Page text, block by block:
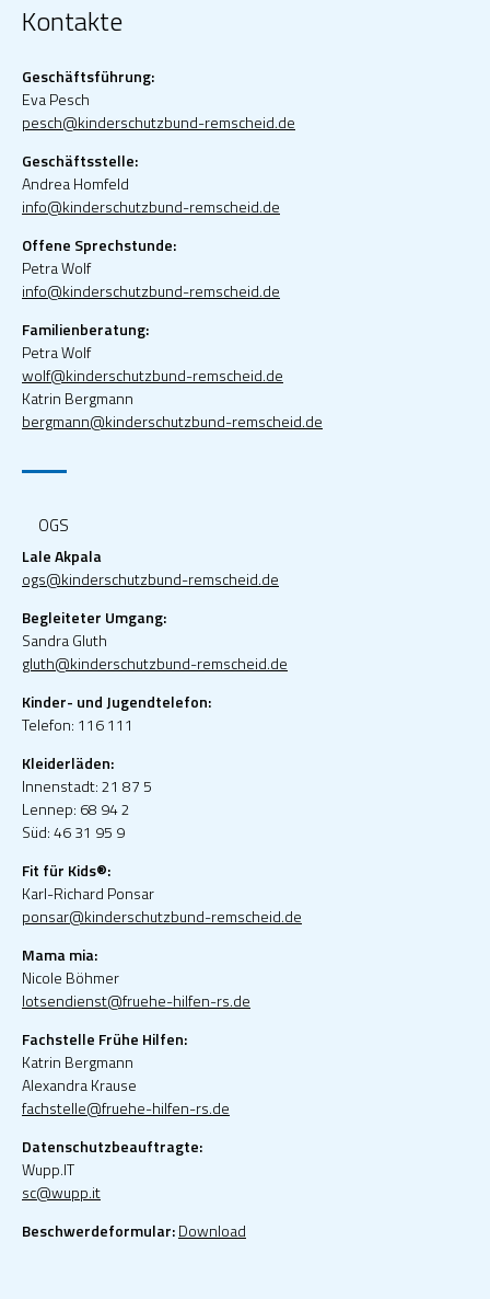
Kontakte
Geschäftsführung:
Eva Pesch
pesch@kinderschutzbund-remscheid.de
Geschäftsstelle:
Andrea Homfeld
info@kinderschutzbund-remscheid.de
Offene Sprechstunde:
Petra Wolf
info@kinderschutzbund-remscheid.de
Familienberatung:
Petra Wolf
wolf@kinderschutzbund-remscheid.de
Katrin Bergmann
bergmann@kinderschutzbund-remscheid.de
OGS
Lale Akpala
ogs@kinderschutzbund-remscheid.de
Begleiteter Umgang:
Sandra Gluth
gluth@kinderschutzbund-remscheid.de
Kinder- und Jugendtelefon:
Telefon: 116 111
Kleiderläden:
Innenstadt: 21 87 5
Lennep: 68 94 2
Süd: 46 31 95 9
Fit für Kids®:
Karl-Richard Ponsar
ponsar@kinderschutzbund-remscheid.de
Mama mia:
Nicole Böhmer
lotsendienst@fruehe-hilfen-rs.de
Fachstelle Frühe Hilfen:
Katrin Bergmann
Alexandra Krause
fachstelle@fruehe-hilfen-rs.de
Datenschutzbeauftragte:
Wupp.IT
sc@wupp.it
Beschwerdeformular:Download